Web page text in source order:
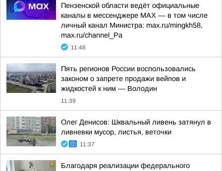
Пензенской области ведёт официальные
каналы в мессенджере МАХ — в том числе
личный канал Министра: max.ru/mingkh58,
max.ru/channel_Pa
11:48
Пять регионов России воспользовались
законом о запрете продажи вейпов и
жидкостей к ним — Володин
11:39
Олег Денисов: Шквальный ливень затянул в
ливневки мусор, листья, веточки
11:37
Благодаря реализации федерального